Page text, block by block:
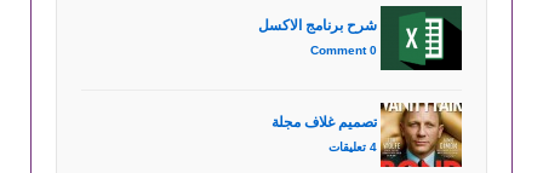
شرح برنامج الاكسل
0 Comment
تصميم غلاف مجلة
4 تعليقات